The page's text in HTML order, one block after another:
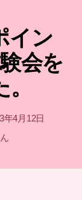
イン
会を
年4月12日